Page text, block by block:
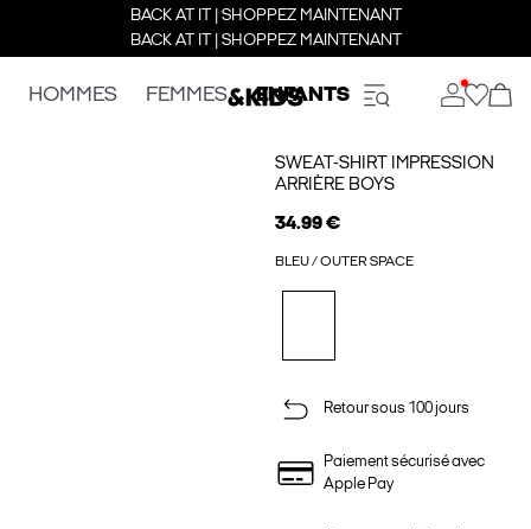
BACK AT IT | SHOPPEZ MAINTENANT
BACK AT IT | SHOPPEZ MAINTENANT
HOMMES FEMMES ENFANTS
SWEAT-SHIRT IMPRESSION
ARRIÈRE BOYS
34.99 €
BLEU / OUTER SPACE
Retour sous 100 jours
Paiement sécurisé avec
Apple Pay